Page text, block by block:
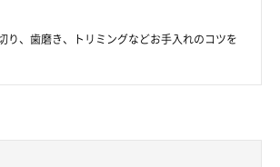
り、歯磨き、トリミングなどお手入れのコツを